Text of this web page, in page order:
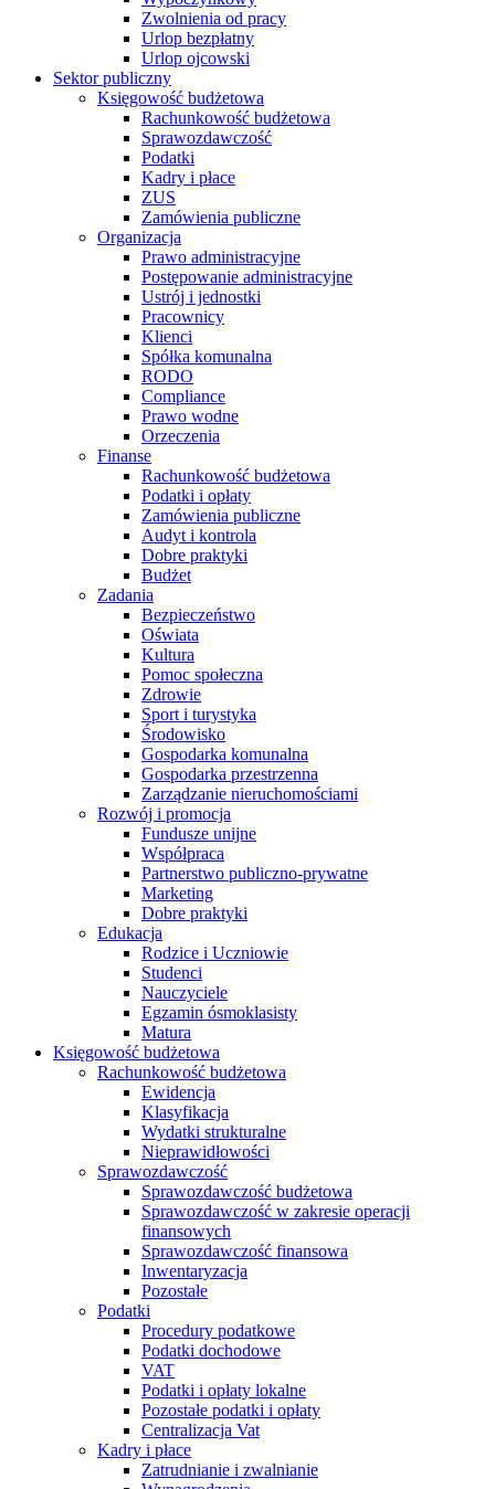
Zwolnienia od pracy
Urlop bezpłatny
Urlop ojcowski
Sektor publiczny
Księgowość budżetowa
Rachunkowość budżetowa
Sprawozdawczość
Podatki
Kadry i płace
ZUS
Zamówienia publiczne
Organizacja
Prawo administracyjne
Postępowanie administracyjne
Ustrój i jednostki
Pracownicy
Klienci
Spółka komunalna
RODO
Compliance
Prawo wodne
Orzeczenia
Finanse
Rachunkowość budżetowa
Podatki i opłaty
Zamówienia publiczne
Audyt i kontrola
Dobre praktyki
Budżet
Zadania
Bezpieczeństwo
Oświata
Kultura
Pomoc społeczna
Zdrowie
Sport i turystyka
Środowisko
Gospodarka komunalna
Gospodarka przestrzenna
Zarządzanie nieruchomościami
Rozwój i promocja
Fundusze unijne
Współpraca
Partnerstwo publiczno-prywatne
Marketing
Dobre praktyki
Edukacja
Rodzice i Uczniowie
Studenci
Nauczyciele
Egzamin ósmoklasisty
Matura
Księgowość budżetowa
Rachunkowość budżetowa
Ewidencja
Klasyfikacja
Wydatki strukturalne
Nieprawidłowości
Sprawozdawczość
Sprawozdawczość budżetowa
Sprawozdawczość w zakresie operacji
finansowych
Sprawozdawczość finansowa
Inwentaryzacja
Pozostałe
Podatki
Procedury podatkowe
Podatki dochodowe
VAT
Podatki i opłaty lokalne
Pozostałe podatki i opłaty
Centralizacja Vat
Kadry i płace
Zatrudnianie i zwalnianie